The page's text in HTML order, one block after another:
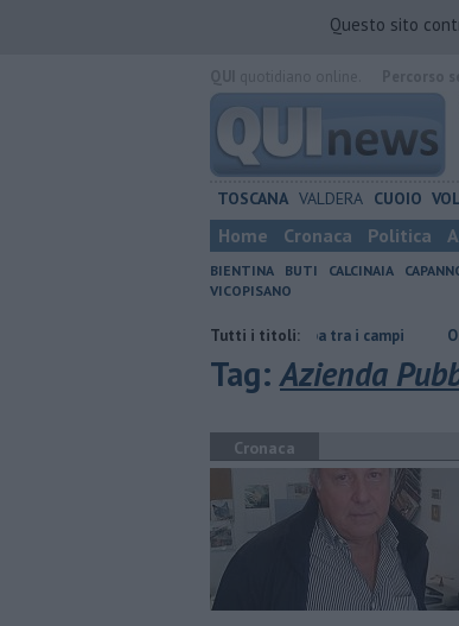
Questo sito
TOSCANA VALDERA CUOIO
Home Cronaca Politica
BIENTINA BUTI CALCINAIA
VICOPISANO
Tutti i titoli:
Incendio divampa tra i campi
Tag:Azienda
Cronaca